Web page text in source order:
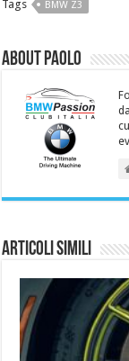
Tags BMW Z3
About Paolo
Articoli simili